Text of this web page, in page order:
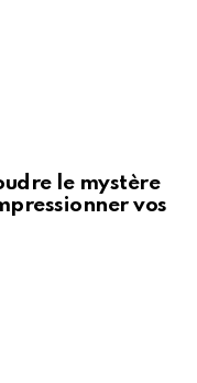
le mystère
vos